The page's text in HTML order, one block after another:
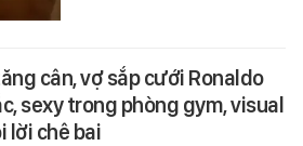
cân, vợ sắp cưới Ronaldo
sexy trong phòng gym, visual
lời chê bai